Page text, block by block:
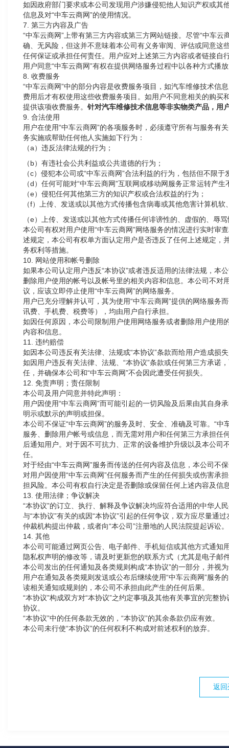
如因政府部门要求或本公司发现用户涉嫌侵犯他人知识产权或
信息及对“中车云商网”的使用情况。
7. 第三方内容及广告
“中车云商网”上带有第三方内容或第三方网站链接。尽管“中车
确、无风险，但这并不意味着本公司有义务审阅、评估或同意
任何保证或承担任何责任。用户应对上述第三方内容或者链接自
用户同意“中车云商网”有权在提供网络服务过程中以各种方式播
8. 收费服务
“中车云商网”中的部分内容是收费服务项目，如汽车维修技术信
费用后才有权使用这些收费服务项目。如用户不同意相关的购买
提供该项收费服务。 针对汽车维修技术信息等非实物类产品，用
9. 合法使用
用户在使用“中车云商网”的各项服务时，必须遵守所有与服务有
务实施或帮助任何他人实施如下行为：
（a）违反法律法规的行为；
（b）有违社会公共利益或公共道德的行为；
（c）侵犯本公司或“中车云商网”合法利益的行为，包括但不限
（d）任何可能对“中车云商网”互联网或移动网服务正常运转产
（e）侵犯任何其他第三方的知识产权或合法权益的行为；
（f）上传、发送或以其他方式传播包含病毒或其他危害计算机
（e）上传、发送或以其他方式传播任何诽谤性的、虚假的、辱
本公司有权对用户使用“中车云商网”网络服务的情况进行实时审
述规定，本公司有权单方面认定用户是否违反了任何上述规定
务权利等措施。
10. 网站使用和帐号删除
如果本公司认定用户违反“本协议”或者违反适用的法律法规，本
删除用户使用的帐号以及帐号里的相关内容和信息。本公司不
议，应该立即停止使用“中车云商网”的网络服务。
用户已充分理解并认可，其为使用“中车云商网”提供的网络服
讯费、手机费、税费等），均由用户自行承担。
如因任何原因，本公司限制用户使用网络服务或者删除用户使
内容和信息。
11. 违约赔偿
如因本公司违反有关法律、法规或“本协议”条款而给用户造成损
如因用户违反有关法律、法规、“本协议”条款或任何第三方承诺
任，并确保本公司和“中车云商网”不会因此遭受任何损失。
12. 免责声明；责任限制
本公司及用户同意并特此声明：
用户因使用“中车云商网”而可能引起的一切风险及后果由其自
明示或默示的声明或担保。
本公司不保证“中车云商网”的服务及时、安全、准确及可靠。“
服务、删除用户帐号或信息，而无需对用户和任何第三方承担
后通知用户。对于因不可抗力、正常的设备维护升级以及本公
任。
对于经由“中车云商网”服务而传送的任何内容及信息，本公司
对用户因使用“中车云商网”任何服务而产生的任何损失或伤害承
担风险。本公司有权自行决定是否删除或保留任何上述内容及信
13. 使用法律；争议解决
“本协议”的订立、执行、解释及争议解决均应符合适用的中华人
与“本协议”有关的或因“本协议”引起的任何争议，双方应尽量通
仲裁机构提出仲裁，或者向“本公司”注册地的人民法院提起诉讼。
14. 其他
本公司可能通过网页公告、电子邮件、手机短信或其他方式通知
隐私权声明的修改等，请及时更新您的联系方式（尤其是电子邮
本公司发出的任何通知及各类规则构成“本协议”的一部分，并视
用户在通知及各类规则发送或公布后继续使用“中车云商网”服
读相关通知或规则的，本公司不承担由此产生的任何后果。
“本协议”构成双方对“本协议”之约定事项及其他有关事宜的完整
协议。
“本协议”中的任何条款无效的，“本协议”的其余条款仍应有效。
本公司未行使“本协议”的任何权利不构成对前述权利的放弃。
返回